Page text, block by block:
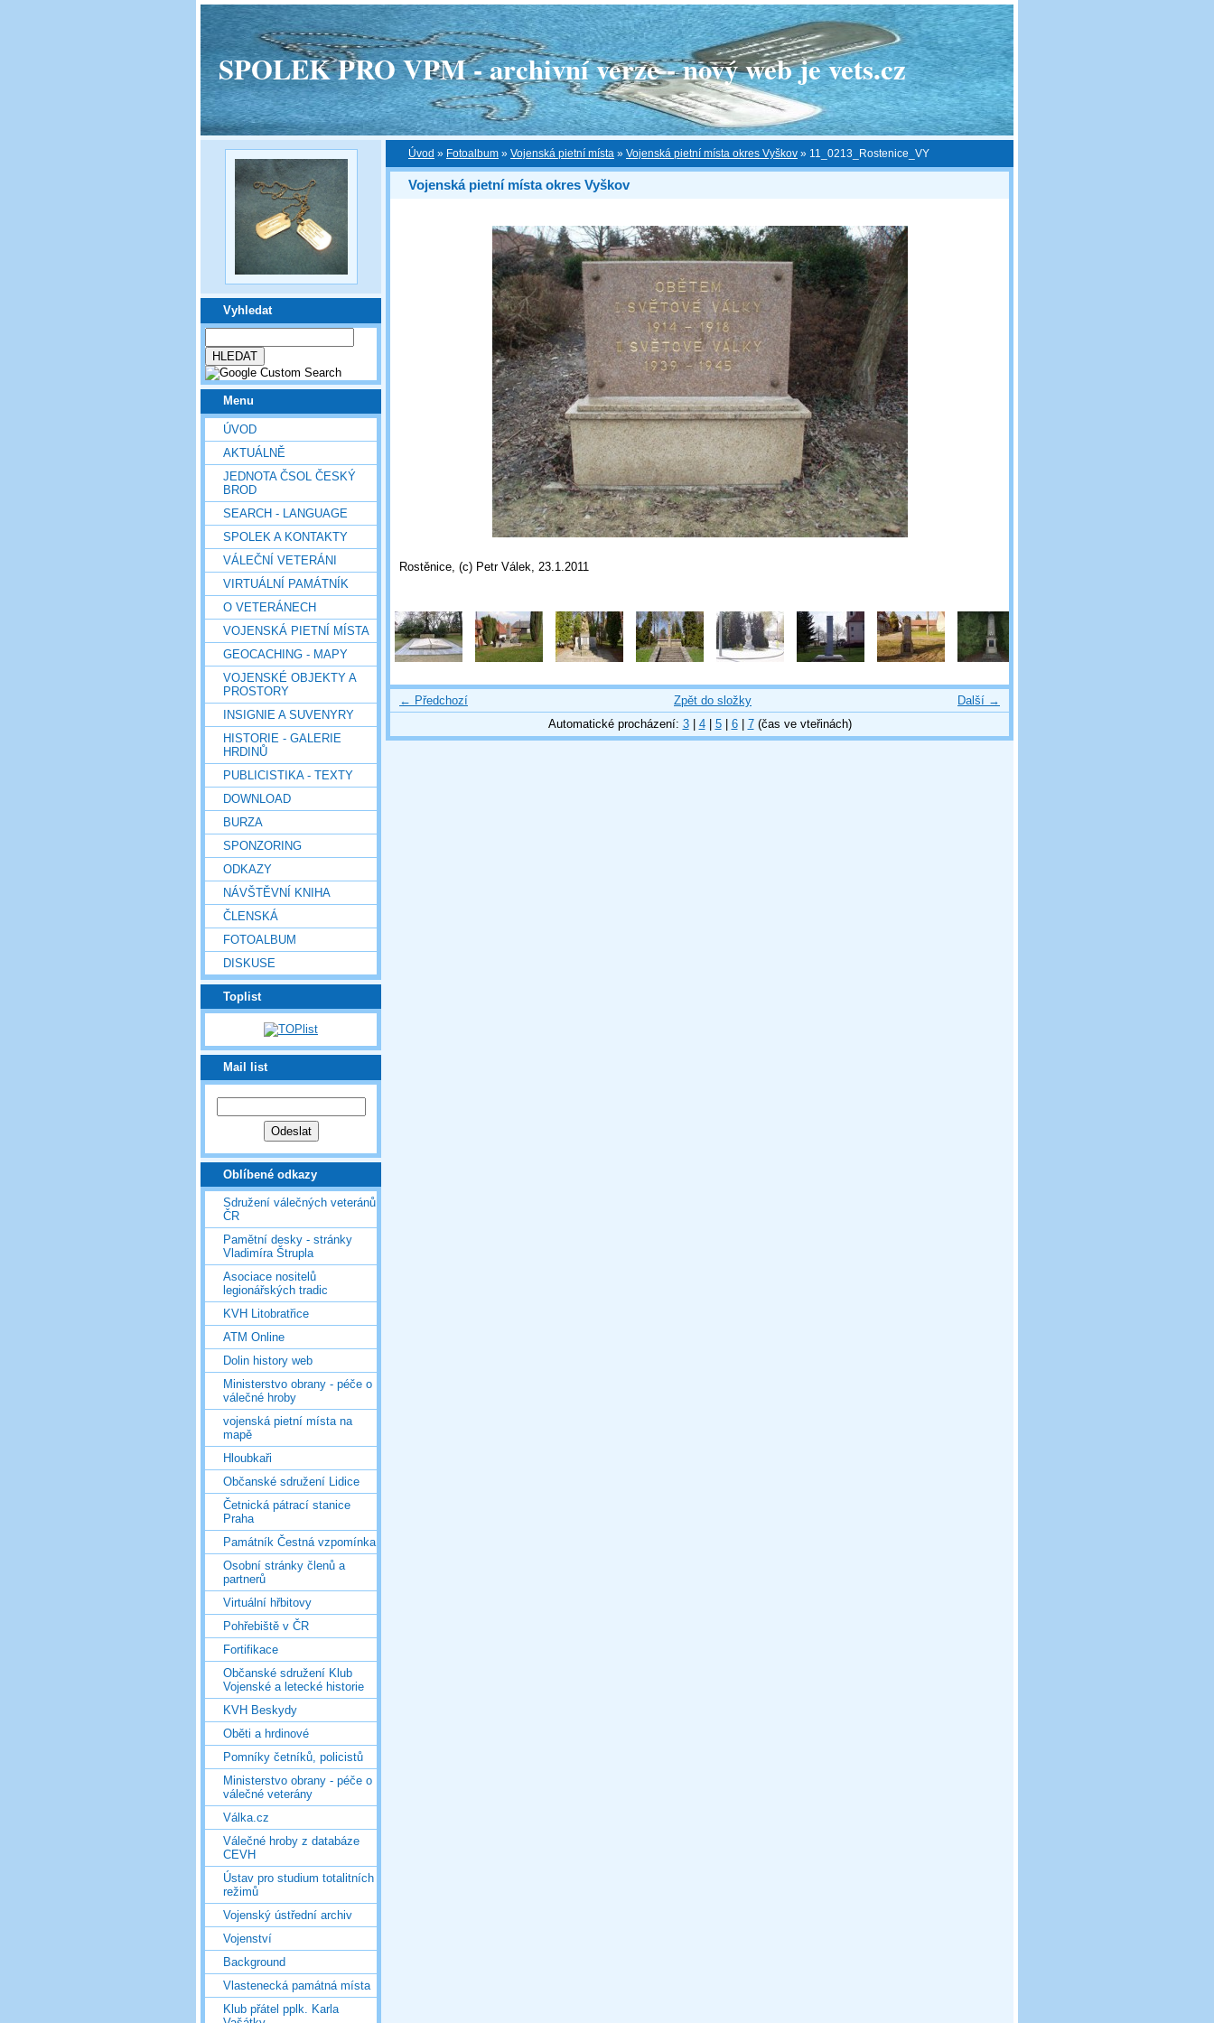
SPOLEK PRO VPM - archivní verze - nový web je vets.cz
Vyhledat
Menu
ÚVOD
AKTUÁLNĚ
JEDNOTA ČSOL ČESKÝ
BROD
SEARCH - LANGUAGE
SPOLEK A KONTAKTY
VÁLEČNÍ VETERÁNI
VIRTUÁLNÍ PAMÁTNÍK
O VETERÁNECH
VOJENSKÁ PIETNÍ MÍSTA
GEOCACHING - MAPY
VOJENSKÉ OBJEKTY A
PROSTORY
INSIGNIE A SUVENYRY
HISTORIE - GALERIE
HRDINŮ
PUBLICISTIKA - TEXTY
DOWNLOAD
BURZA
SPONZORING
ODKAZY
NÁVŠTĚVNÍ KNIHA
ČLENSKÁ
FOTOALBUM
DISKUSE
Toplist
Mail list
Oblíbené odkazy
Sdružení válečných veteránů
ČR
Pamětní desky - stránky
Vladimíra Štrupla
Asociace nositelů
legionářských tradic
KVH Litobratřice
ATM Online
Dolin history web
Ministerstvo obrany - péče o
válečné hroby
vojenská pietní místa na
mapě
Hloubkaři
Občanské sdružení Lidice
Četnická pátrací stanice
Praha
Památník Čestná vzpomínka
Osobní stránky členů a
partnerů
Virtuální hřbitovy
Pohřebiště v ČR
Fortifikace
Občanské sdružení Klub
Vojenské a letecké historie
KVH Beskydy
Oběti a hrdinové
Pomníky četníků, policistů
Ministerstvo obrany - péče o
válečné veterány
Válka.cz
Válečné hroby z databáze
CEVH
Ústav pro studium totalitních
režimů
Vojenský ústřední archiv
Vojenství
Background
Vlastenecká památná místa
Klub přátel pplk. Karla
Úvod » Fotoalbum » Vojenská pietní místa » Vojenská pietní místa okres Vyškov » 11_0213_Rostenice_VY
Vojenská pietní místa okres Vyškov
Rostěnice, (c) Petr Válek, 23.1.2011
← Předchozí Další →
Zpět do složky
Automatické procházení: 3| 4| 5| 6| 7(čas ve vteřinách)